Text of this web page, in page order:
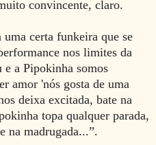
convincente, claro.
certa funkeira que se
nos limites da
a Pipokinha somos
amor 'nós gosta de uma
deixa excitada, bate na
topa qualquer parada,
na madrugada...”.